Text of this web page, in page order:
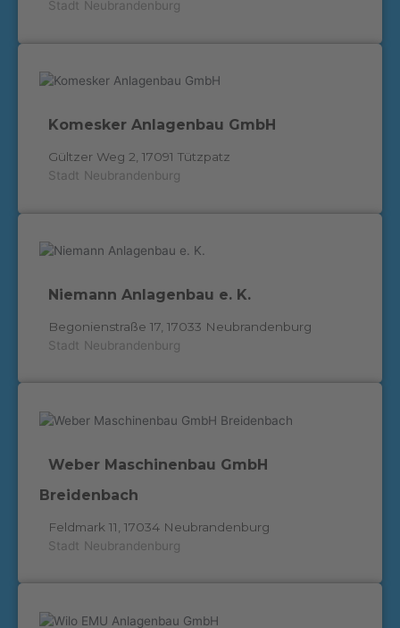
Stadt Neubrandenburg
Komesker Anlagenbau GmbH
Gültzer Weg 2, 17091 Tützpatz
Stadt Neubrandenburg
Niemann Anlagenbau e. K.
Begonienstraße 17, 17033 Neubrandenburg
Stadt Neubrandenburg
Weber Maschinenbau GmbH
Breidenbach
Feldmark 11, 17034 Neubrandenburg
Stadt Neubrandenburg